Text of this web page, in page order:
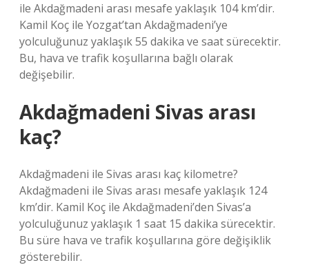
ile Akdağmadeni arası mesafe yaklaşık 104 km’dir.
Kamil Koç ile Yozgat’tan Akdağmadeni’ye
yolculuğunuz yaklaşık 55 dakika ve saat sürecektir.
Bu, hava ve trafik koşullarına bağlı olarak
değişebilir.
Akdağmadeni Sivas arası
kaç?
Akdağmadeni ile Sivas arası kaç kilometre?
Akdağmadeni ile Sivas arası mesafe yaklaşık 124
km’dir. Kamil Koç ile Akdağmadeni’den Sivas’a
yolculuğunuz yaklaşık 1 saat 15 dakika sürecektir.
Bu süre hava ve trafik koşullarına göre değişiklik
gösterebilir.